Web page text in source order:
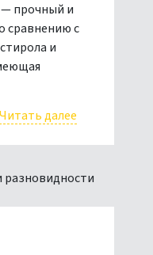
— прочный и
сравнению с
и
Читать далее